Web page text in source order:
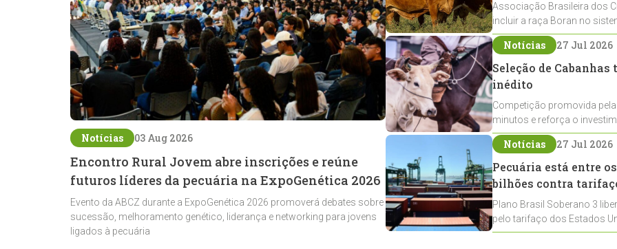
Notícias 03 Aug 2026
Encontro Rural Jovem abre inscrições e reúne
futuros líderes da pecuária na ExpoGenética 2026
Evento da ABCZ durante a ExpoGenética 2026 promoverá debates sobre
sucessão, melhoramento genético, liderança e networking para jovens
ligados à pecuária
Associação Brasileira dos
incluir a raça Boran no
expansão na pecuária
Notícias 27 Jul 2026
Seleção de
inédito
Competição promovida
minutos e reforça o
Crioulos voltados ao laço
Notícias 27 Jul 2026
Pecuária está entre
bilhões contra
Plano Brasil Soberano 3
pelo tarifaço dos Estados
contemplados